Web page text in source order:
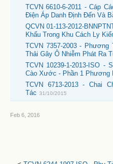
TCVN 6610-6-2011 - Cáp
Điện Áp Danh Định Đến Và
QCVN 01-113-2012-
Khẩu Trong Khu Cách Ly
TCVN 7357-2003 -
Thải Gây Ô Nhiễm Phát Ra
TCVN 10239-1-2013-ISO
Cào Xước - Phần 1 Phương
TCVN 6713-2013 - Chai
Tác 31/10/2015
Feb 6, 2016